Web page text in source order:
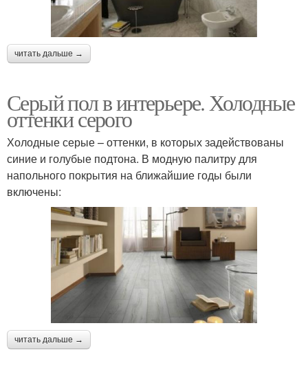
читать дальше →
Серый пол в интерьере. Холодные
оттенки серого
Холодные серые – оттенки, в которых задействованы
синие и голубые подтона. В модную палитру для
напольного покрытия на ближайшие годы были
включены:
читать дальше →